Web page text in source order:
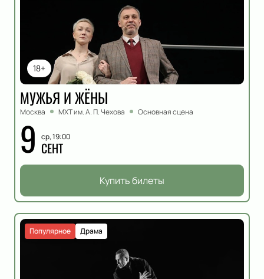
18+
МУЖЬЯ И ЖЁНЫ
Москва МХТ им. А. П. Чехова Основная сцена
9 ср, 19:00
СЕНТ
Купить билеты
Драма
Популярное